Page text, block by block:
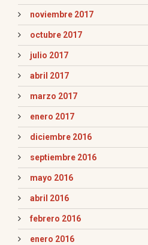
noviembre 2017
octubre 2017
julio 2017
abril 2017
marzo 2017
enero 2017
diciembre 2016
septiembre 2016
mayo 2016
abril 2016
febrero 2016
enero 2016